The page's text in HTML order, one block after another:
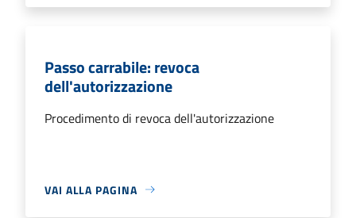
Passo carrabile: revoca
dell'autorizzazione
Procedimento di revoca dell'autorizzazione
VAI ALLA PAGINA